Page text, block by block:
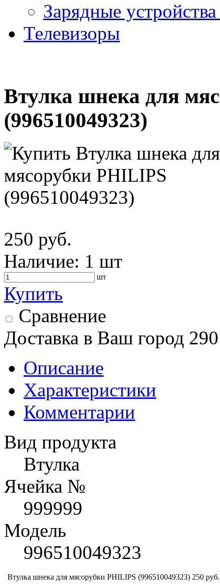
Зарядные
Телевизоры
Втулка шнека для
(996510049323)
250 руб.
Наличие: 1 шт
шт
Купить
Сравнение
Доставка в Ваш город
Описание
Характеристики
Комментарии
Вид продукта
Втулка
Ячейка №
999999
Модель
996510049323
Втулка шнека для мясорубки PHILIPS (996510049323) 250 руб.